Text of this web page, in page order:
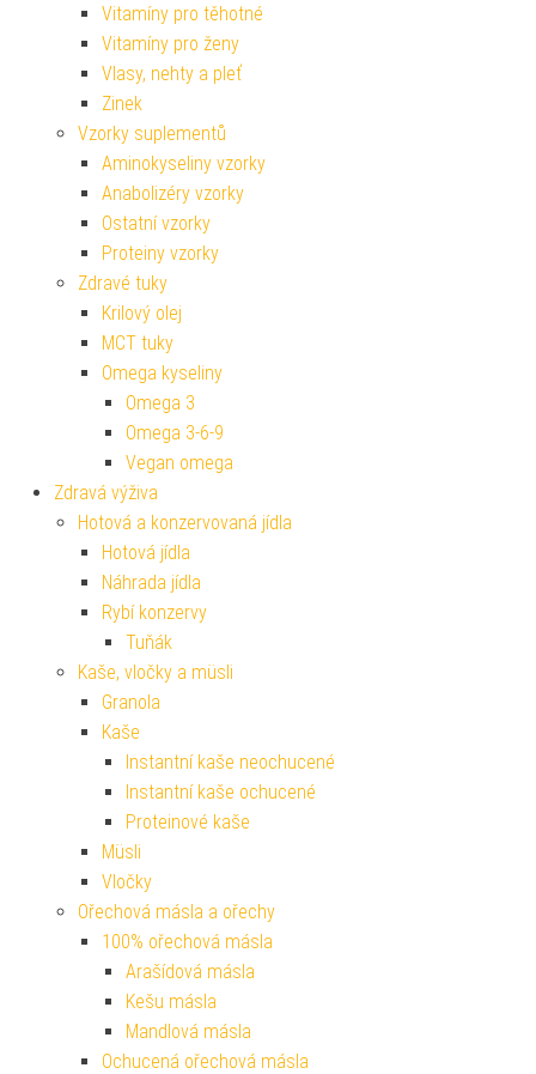
Vitamíny pro těhotné
Vitamíny pro ženy
Vlasy, nehty a pleť
Zinek
Vzorky suplementů
Aminokyseliny vzorky
Anabolizéry vzorky
Ostatní vzorky
Proteiny vzorky
Zdravé tuky
Krilový olej
MCT tuky
Omega kyseliny
Omega 3
Omega 3-6-9
Vegan omega
Zdravá výživa
Hotová a konzervovaná jídla
Hotová jídla
Náhrada jídla
Rybí konzervy
Tuňák
Kaše, vločky a müsli
Granola
Kaše
Instantní kaše neochucené
Instantní kaše ochucené
Proteinové kaše
Müsli
Vločky
Ořechová másla a ořechy
100% ořechová másla
Arašídová másla
Kešu másla
Mandlová másla
Ochucená ořechová másla